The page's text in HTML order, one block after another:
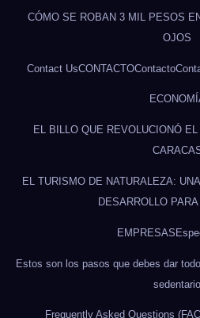
CÓMO SE ROBAN 3 MIL PESOS
OJOS
Contact UsCONTACTOContacto
EL BILLO QUE REVOLUCIONÓ
EL TURISMO DE NATURALEZA:
DESARROLLO PARA
EMPRESAS
Estos son los pasos que debes dar
sedentario
Frequently Asked Questions